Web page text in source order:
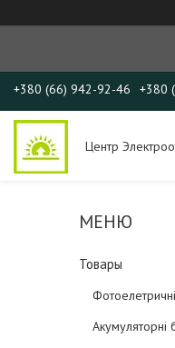
+380 (66) 942-92-46 +380
Центр
Товары
Акумуляторні